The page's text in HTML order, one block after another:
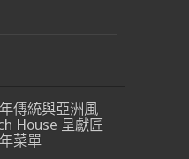
傳統與亞洲風
House 呈獻匠
菜單